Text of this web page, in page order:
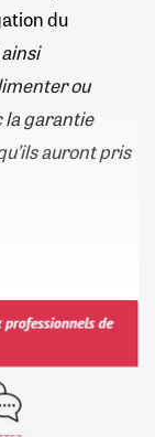
du
ou
la garantie
auront pris